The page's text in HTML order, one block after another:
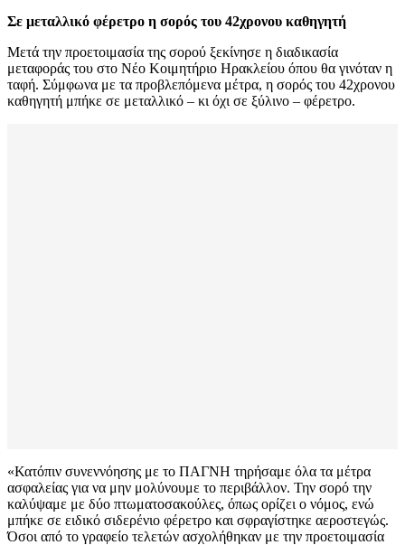
Σε μεταλλικό φέρετρο η σορός του 42χρονου καθηγητή
Μετά την προετοιμασία της σορού ξεκίνησε η διαδικασία
μεταφοράς του στο Νέο Κοιμητήριο Ηρακλείου όπου θα γινόταν η
ταφή. Σύμφωνα με τα προβλεπόμενα μέτρα, η σορός του 42χρονου
καθηγητή μπήκε σε μεταλλικό – κι όχι σε ξύλινο – φέρετρο.
«Κατόπιν συνεννόησης με το ΠΑΓΝΗ τηρήσαμε όλα τα μέτρα
ασφαλείας για να μην μολύνουμε το περιβάλλον. Την σορό την
καλύψαμε με δύο πτωματοσακούλες, όπως ορίζει ο νόμος, ενώ
μπήκε σε ειδικό σιδερένιο φέρετρο και σφραγίστηκε αεροστεγώς.
Όσοι από το γραφείο τελετών ασχολήθηκαν με την προετοιμασία